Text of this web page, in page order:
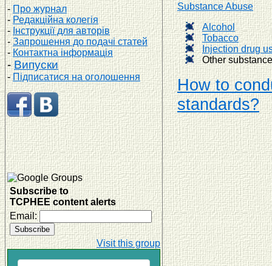
-Про журнал
-Редакційна колегія
-Інструкції для авторів
-Запрошення до подачі статей
-Контактна інформація
-Випуски
-Підписатися на оголошення
Subscribe to
TCPHEE content alerts
Email:
Visit this group
Substance Abuse
Alcohol
Tobacco
Injection drug
Other
How to
standards?